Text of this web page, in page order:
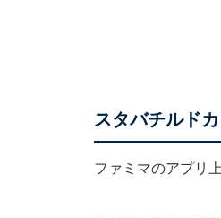
スタバチルド
ファミマのアプリ